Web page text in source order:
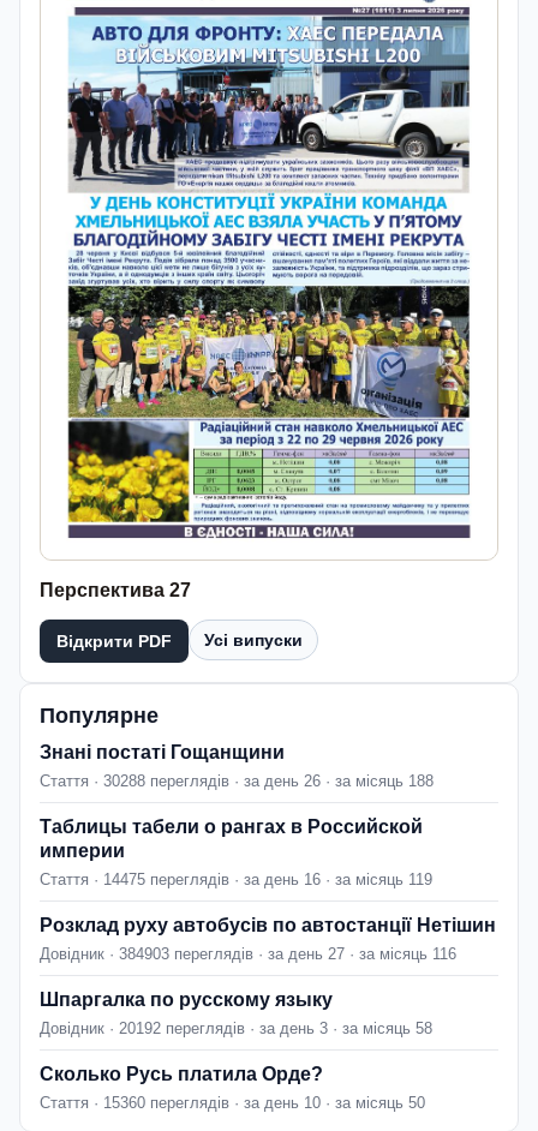
Перспектива 27
Відкрити PDF Усі випуски
Популярне
Знані постаті Гощанщини
Стаття · 30288 переглядів · за день 26 · за місяць 188
Таблицы табели о рангах в Российской
империи
Стаття · 14475 переглядів · за день 16 · за місяць 119
Розклад руху автобусів по автостанції Нетішин
Довідник · 384903 переглядів · за день 27 · за місяць 116
Шпаргалка по русскому языку
Довідник · 20192 переглядів · за день 3 · за місяць 58
Сколько Русь платила Орде?
Стаття · 15360 переглядів · за день 10 · за місяць 50